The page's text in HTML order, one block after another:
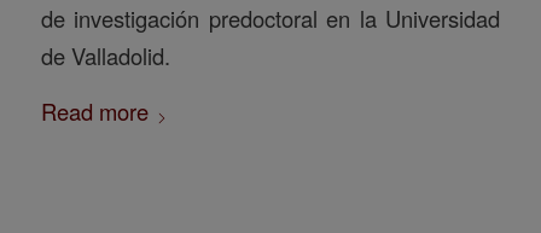
de investigación predoctoral en la Universidad
de Valladolid.
Read more